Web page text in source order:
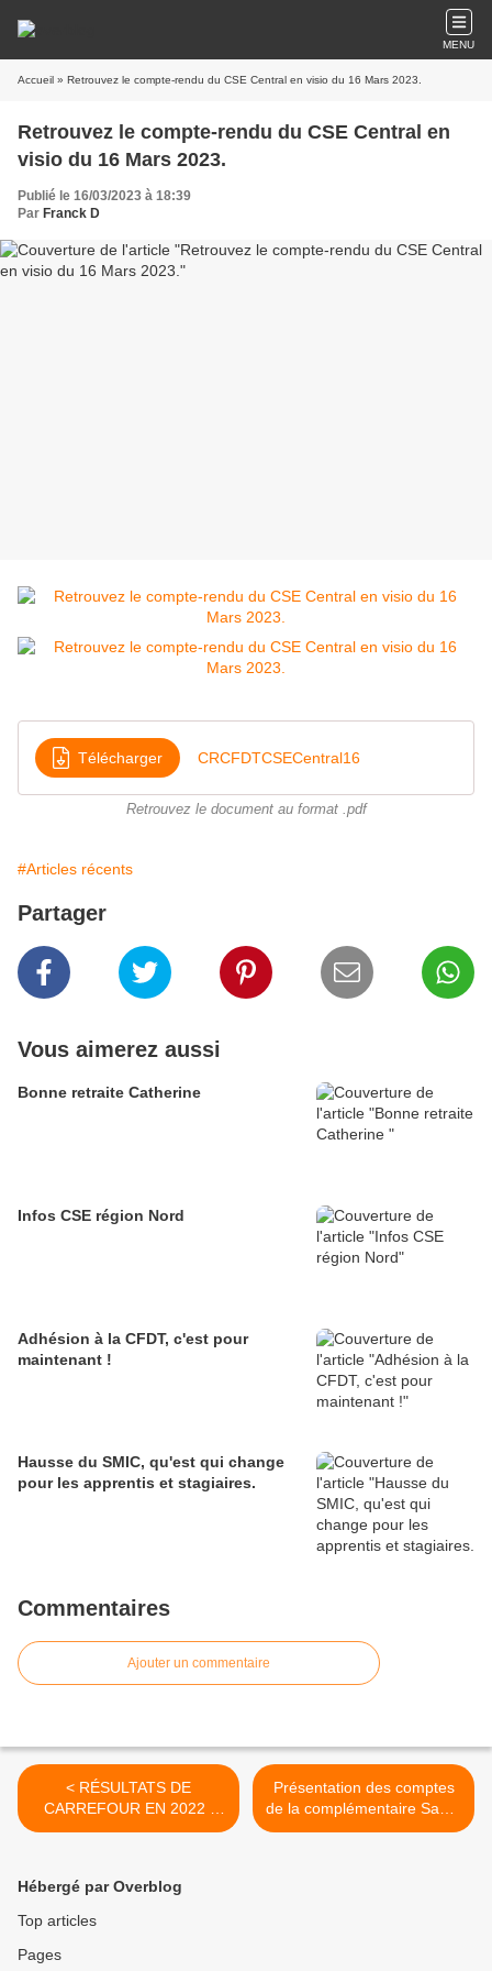
MENU
Accueil » Retrouvez le compte-rendu du CSE Central en visio du 16 Mars 2023.
Retrouvez le compte-rendu du CSE Central en
visio du 16 Mars 2023.
Publié le 16/03/2023 à 18:39
Par Franck D
Télécharger CRCFDTCSECentral16
Retrouvez le document au format .pdf
#Articles récents
Partager
Vous aimerez aussi
Bonne retraite Catherine
Infos CSE région Nord
Adhésion à la CFDT, c'est pour
maintenant !
Hausse du SMIC, qu'est qui change
pour les apprentis et stagiaires.
Commentaires
Ajouter un commentaire
< RÉSULTATS DE
CARREFOUR EN 2022 :
PLUS DE 90 MILLIARDS
MILLIARDS DE
Présentation des comptes
de la complémentaire Santé
>
Hébergé par Overblog
Top articles
Pages